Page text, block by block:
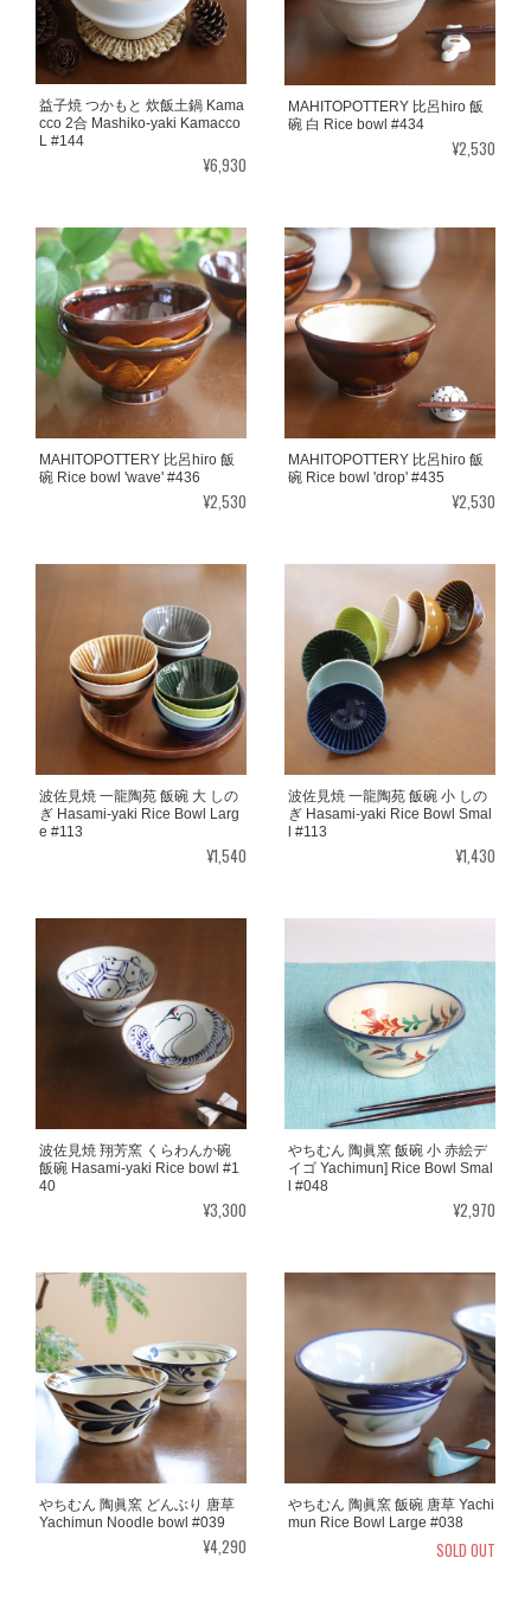
益子焼 つかもと 炊飯土鍋 Kama
cco 2合 Mashiko-yaki Kamacco
L #144
¥6,930
MAHITOPOTTERY 比呂hiro 飯
碗 白 Rice bowl #434
¥2,530
MAHITOPOTTERY 比呂hiro 飯
碗 Rice bowl 'wave' #436
¥2,530
MAHITOPOTTERY 比呂hiro 飯
碗 Rice bowl 'drop' #435
¥2,530
波佐見焼 一龍陶苑 飯碗 大 しの
ぎ Hasami-yaki Rice Bowl Larg
e #113
¥1,540
波佐見焼 一龍陶苑 飯碗 小 しの
ぎ Hasami-yaki Rice Bowl Smal
l #113
¥1,430
波佐見焼 翔芳窯 くらわんか碗
飯碗 Hasami-yaki Rice bowl #1
40
¥3,300
やちむん 陶眞窯 飯碗 小 赤絵デ
イゴ Yachimun] Rice Bowl Smal
l #048
¥2,970
やちむん 陶眞窯 どんぶり 唐草
Yachimun Noodle bowl #039
¥4,290
やちむん 陶眞窯 飯碗 唐草 Yachi
mun Rice Bowl Large #038
SOLD OUT